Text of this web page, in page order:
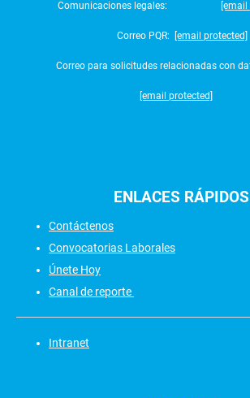
Comunicaciones legales: [email
Correo PQR: [email protected]
Correo para solicitudes relacionadas con
[email protected]
ENLACES RÁPIDOS
Contáctenos
Convocatorias Laborales
Únete Hoy
Canal de reporte
Intranet